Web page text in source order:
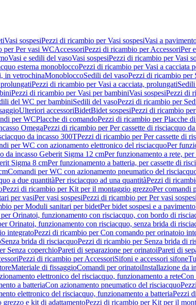
Vasi sospesiPezzi di ricambio per Vasi sospesiVasi a
per Per vasi WCAccessoriPezzi di ricambio per AccessoriPer
Vasi e sedili del vasoVasi sospesiPezzi di ricambio per Vasi
esterna monobloccoPezzi di ricambio per Vasi a cacciata
in vetrochinaMonobloccoSedili del vasoPezzi di ricambio per
Pezzi di ricambio per Vasi a cacciata, prolungati
Pezzi di ricambio per Vasi per bambiniVasi sospesiPezzi di
del WC per bambiniSedili del vasoPezzi di ricambio per
Ulteriori accessoriBidetBidet sospesiPezzi di ricambio
per WCPlacche di comandoPezzi di ricambio per Placche
OmegaPezzi di ricambio per Per cassette di risciacquo
da incasso 300TPezzi di ricambio per Per cassette di
per WC con azionamento elettronico del risciacquoPer
da incasso Geberit Sigma 12 cmPer funzionamento a rete,
Sigma 8 cmPer funzionamento a batteria, per cassette di
Comandi per WC con azionamento pneumatico del
a due quantitàPer risciacquo ad una quantitàPezzi di
Pezzi di ricambio per Kit per il montaggio grezzoPer comandi
per vasiPer vasi sospesiPezzi di ricambio per Per vasi sospesi
per Moduli sanitari per bidetPer bidet sospesi e a pavimento
Orinatoi, funzionamento con risciacquo, con bordo di
Orinatoi, funzionamento con risciacquo, senza brida di
integratoPezzi di ricambio per Con comando per orinatoio
Senza brida di risciacquoPezzi di ricambio per Senza brida di
Senza coperchioPareti di separazione per orinatoiPareti di
Pezzi di ricambio per AccessoriSifoni e accessori sifone
Materiale di fissaggioComandi per orinatoiInstallazione da
elettronico del risciacquo, funzionamento a reteCon
a batteriaCon azionamento pneumatico del risciacquo
elettronico del risciacquo, funzionamento a batteriaPezzi
e kit di adattamentoPezzi di ricambio per Kit per il